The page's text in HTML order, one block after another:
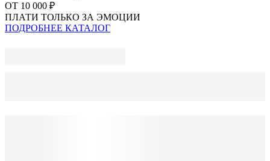
ОТ 10 000 ₽
ПЛАТИ ТОЛЬКО ЗА ЭМОЦИИ
ПОДРОБНЕЕ КАТАЛОГ